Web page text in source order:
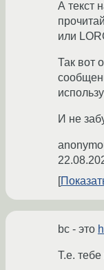
А текст
или
Так вот
И не
bc - это
Т.е. тебе